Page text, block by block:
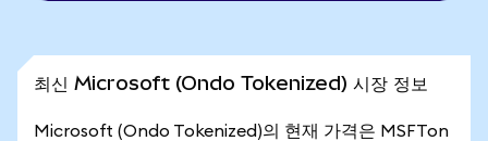
최신 Microsoft (Ondo Tokenized) 시장 정보
Microsoft (Ondo Tokenized)의 현재 가격은 MSFTon